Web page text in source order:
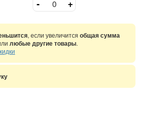
- +
, если увеличится общая сумма
любые другие товары.